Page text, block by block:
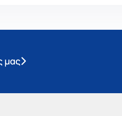
μας